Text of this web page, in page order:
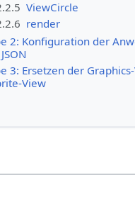
ViewCircle
render
2: Konfiguration der
3: Ersetzen der
View